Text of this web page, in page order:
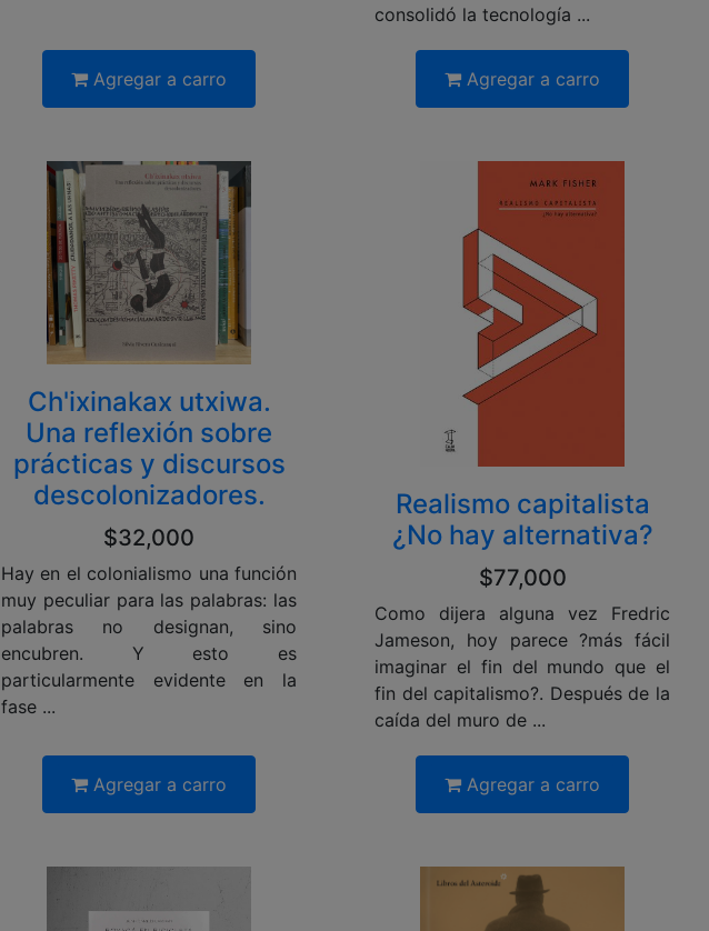
Agregar a carro
consolidó la tecnología ...
Agregar a carro
Ch'ixinakax utxiwa.
Una reflexión sobre
prácticas y discursos
descolonizadores.
$32,000
Hay en el colonialismo una función
muy peculiar para las palabras: las
palabras no designan, sino
encubren. Y esto es
particularmente evidente en la
fase ...
Agregar a carro
Realismo capitalista
¿No hay alternativa?
$77,000
Como dijera alguna vez Fredric
Jameson, hoy parece ?más fácil
imaginar el fin del mundo que el
fin del capitalismo?. Después de la
caída del muro de ...
Agregar a carro